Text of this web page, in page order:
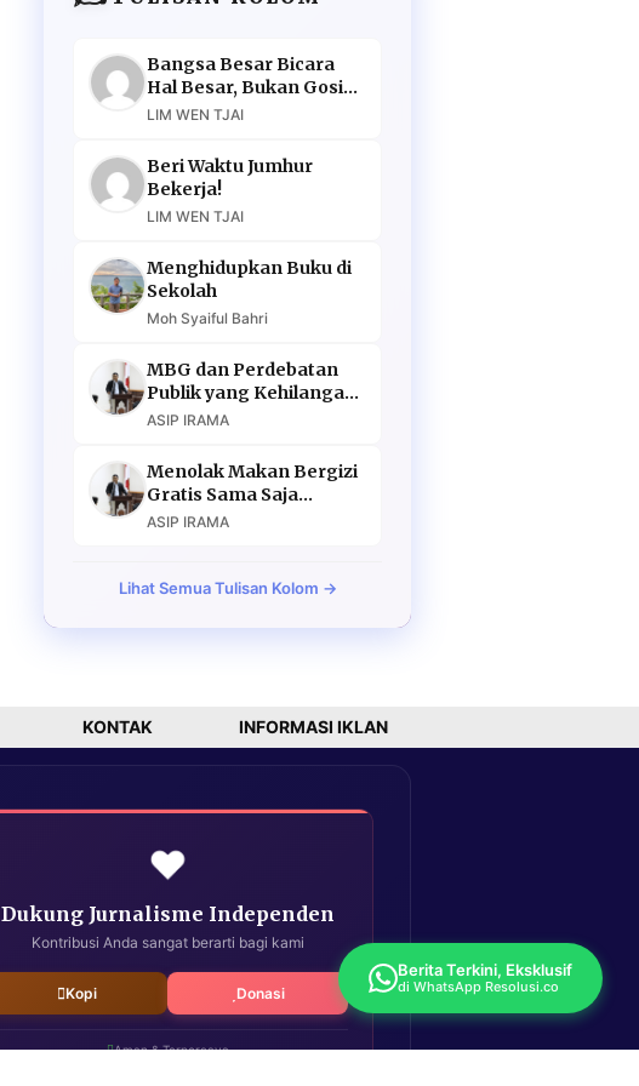
Bangsa Besar Bicara
Hal Besar, Bukan Gosip
Murahan
LIM WEN TJAI
Beri Waktu Jumhur
Bekerja!
LIM WEN TJAI
Menghidupkan Buku di
Sekolah
Moh Syaiful Bahri
MBG dan Perdebatan
Publik yang Kehilangan
Argumen
ASIP IRAMA
Menolak Makan Bergizi
Gratis Sama Saja
Menolak Masa Depan
ASIP IRAMA
Lihat Semua Tulisan Kolom →
KONTAK INFORMASI IKLAN
❤️
Dukung Jurnalisme Independen
Kontribusi Anda sangat berarti bagi kami
Kopi Donasi
Aman & Terpercaya
Berita Terkini, Eksklusif
di WhatsApp Resolusi.co